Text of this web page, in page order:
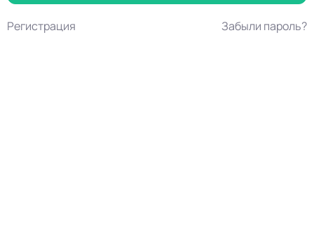
Регистрация Забыли пароль?